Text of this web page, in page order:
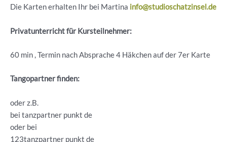
Die Karten erhalten Ihr bei Martina info@studioschatzinsel.de
Privatunterricht für Kursteilnehmer:
60 min , Termin nach Absprache 4 Häkchen auf der 7er Karte
Tangopartner finden:
oder z.B.
bei tanzpartner punkt de
oder bei
123tanzpartner punkt de